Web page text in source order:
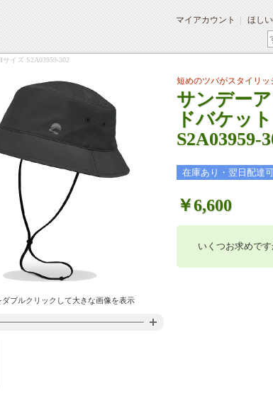
マイアカウント ほし
イズ S2A03959-302
短めのツバがスタイリッ
サンデー
ドバケッ
S2A03959-
在庫あり・翌日配達
￥6,600
いくつお求めです
ダブルクリックして大きな画像を表示